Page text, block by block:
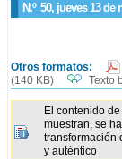
N.º 50, jueves 13 de
Otros formatos:
(140 KB)
Texto
El contenido
muestran, se
transformación
y auténtico